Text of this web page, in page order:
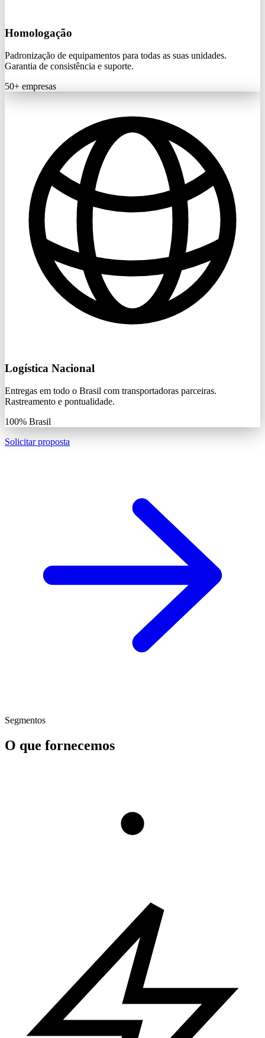
Homologação
Padronização de equipamentos para todas as suas unidades.
Garantia de consistência e suporte.
50+ empresas
Logística Nacional
Entregas em todo o Brasil com transportadoras parceiras.
Rastreamento e pontualidade.
100% Brasil
Solicitar proposta
Segmentos
O que fornecemos